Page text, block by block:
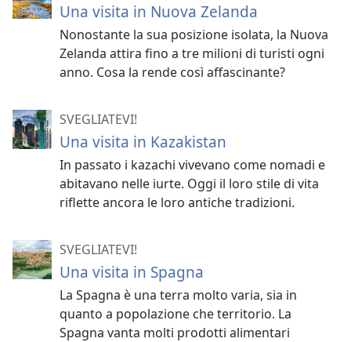
Una visita in Nuova Zelanda
Nonostante la sua posizione isolata, la Nuova
Zelanda attira fino a tre milioni di turisti ogni
anno. Cosa la rende così affascinante?
SVEGLIATEVI!
Una visita in Kazakistan
In passato i kazachi vivevano come nomadi e
abitavano nelle iurte. Oggi il loro stile di vita
riflette ancora le loro antiche tradizioni.
SVEGLIATEVI!
Una visita in Spagna
La Spagna è una terra molto varia, sia in
quanto a popolazione che territorio. La
Spagna vanta molti prodotti alimentari